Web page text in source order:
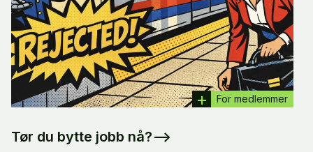
For medlemmer
Tør du bytte jobb nå?–>